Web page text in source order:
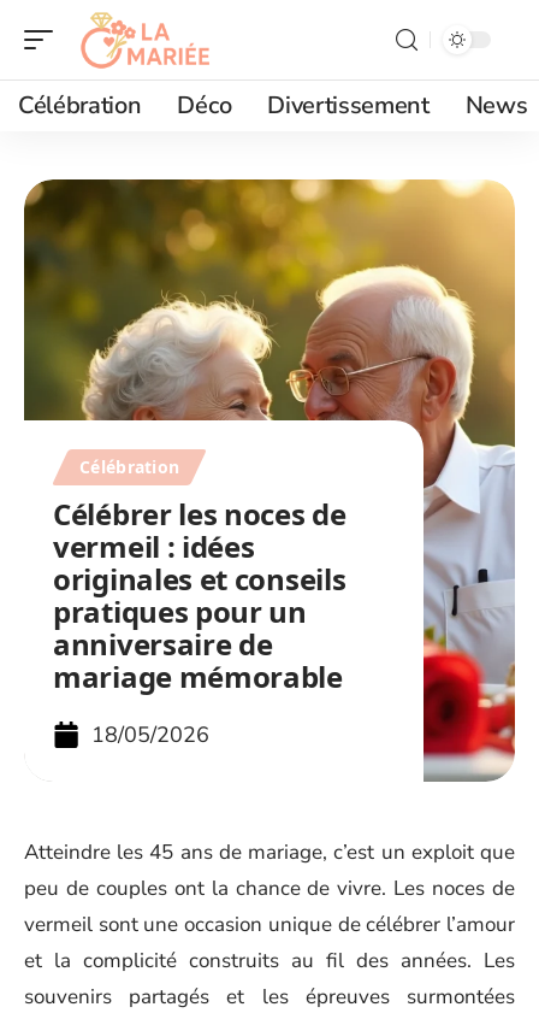
Célébration Déco Divertissement News
Célébration
Célébrer les noces de
vermeil : idées
originales et conseils
pratiques pour un
anniversaire de
mariage mémorable
18/05/2026
Atteindre les 45 ans de mariage, c’est un exploit que
peu de couples ont la chance de vivre. Les noces de
vermeil sont une occasion unique de célébrer l’amour
et la complicité construits au fil des années. Les
souvenirs partagés et les épreuves surmontées